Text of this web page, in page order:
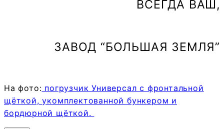
ВСЕГДА ВАШ,
ЗАВОД “БОЛЬШАЯ ЗЕМЛЯ”
На фото: погрузчик Универсал с фронтальной
щёткой, укомплектованной бункером и
бордюрной щёткой.